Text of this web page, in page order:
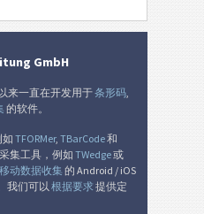
单
GmbH
来一直在开发用于条形码,
的软件。
TFORMer, TBarCode和
集工具，例如 TWedge或
移动数据收集的 Android / iOS
我们可以 根据要求 提供定